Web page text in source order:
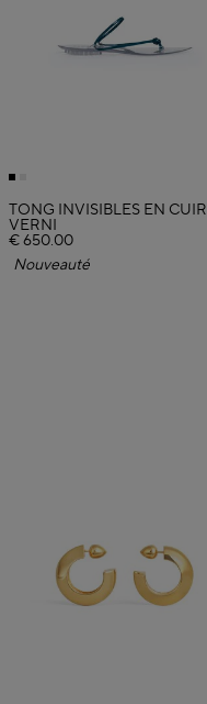
TONG INVISIBLES EN CUIR
VERNI
€ 650.00
Nouveauté